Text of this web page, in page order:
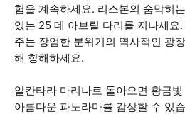
험을 계속하세요. 리스본의 숨막히
있는 25 데 아브릴 다리를 지나세요
주는 장엄한 분위기의 역사적인 광
해 항해하세요.
알칸타라 마리나로 돌아오면 황금
아름다운 파노라마를 감상할 수 있